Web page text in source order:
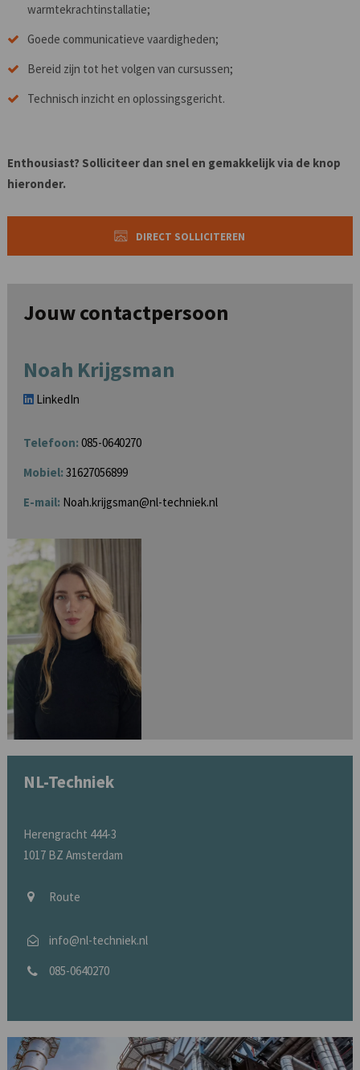
warmtekrachtinstallatie;
Goede communicatieve vaardigheden;
Bereid zijn tot het volgen van cursussen;
Technisch inzicht en oplossingsgericht.
Enthousiast? Solliciteer dan snel en gemakkelijk via de knop
hieronder.
DIRECT SOLLICITEREN
Jouw contactpersoon
Noah Krijgsman
LinkedIn
Telefoon: 085-0640270
Mobiel: 31627056899
E-mail: Noah.krijgsman@nl-techniek.nl
NL-Techniek
Herengracht 444-3
1017 BZ Amsterdam
Route
info@nl-techniek.nl
085-0640270